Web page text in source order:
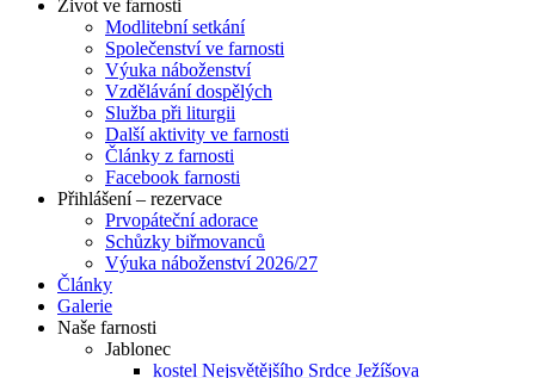
Život ve farnosti
Modlitební setkání
Společenství ve farnosti
Výuka náboženství
Vzdělávání dospělých
Služba při liturgii
Další aktivity ve farnosti
Články z farnosti
Facebook farnosti
Přihlášení – rezervace
Prvopáteční adorace
Schůzky biřmovanců
Výuka náboženství 2026/27
Články
Galerie
Naše farnosti
Jablonec
kostel Nejsvětějšího Srdce Ježíšova